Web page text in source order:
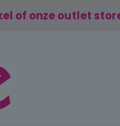
of onze outlet